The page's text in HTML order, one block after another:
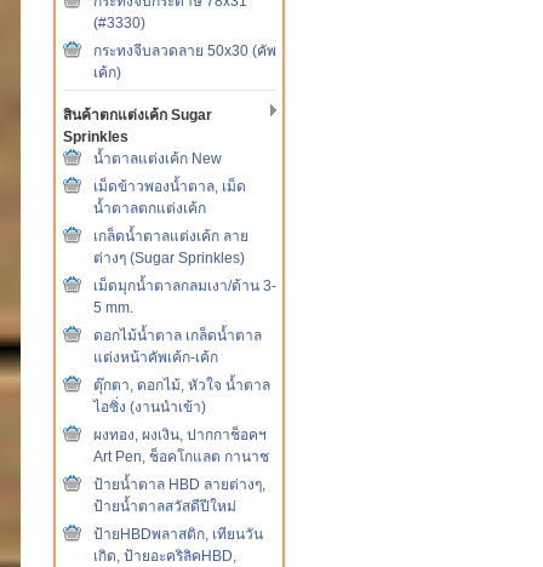
(#3330)
กระทงจีบลวดลาย 50x30 (คัพ
เค้ก)
สินค้าตกแต่งเค้ก Sugar
Sprinkles
น้ำตาลแต่งเค้ก New
เม็ดข้าวพองน้ำตาล, เม็ด
น้ำตาลตกแต่งเค้ก
เกล็ดน้ำตาลแต่งเค้ก ลาย
ต่างๆ (Sugar Sprinkles)
เม็ดมุกน้ำตาลกลมเงา/ด้าน 3-
5 mm.
ดอกไม้น้ำตาล เกล็ดน้ำตาล
แต่งหน้าคัพเค้ก-เค้ก
ตุ๊กตา, ดอกไม้, หัวใจ น้ำตาล
ไอซิ่ง (งานนำเข้า)
ผงทอง, ผงเงิน, ปากกาช็อคฯ
Art Pen, ช็อคโกแลต กานาช
ป้ายน้ำตาล HBD ลายต่างๆ,
ป้ายน้ำตาลสวัสดีปีใหม่
ป้ายHBDพลาสติก, เทียนวัน
เกิด, ป้ายอะคริลิคHBD,